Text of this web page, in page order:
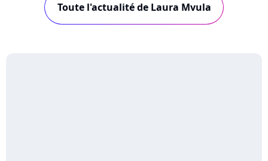
Toute l'actualité de Laura Mvula